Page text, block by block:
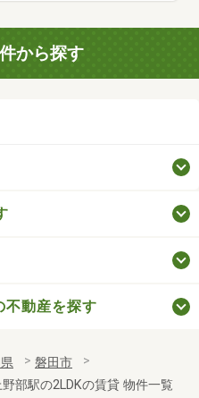
から探す
不動産を探す
磐田市
野部駅の2LDKの賃貸 物件一覧